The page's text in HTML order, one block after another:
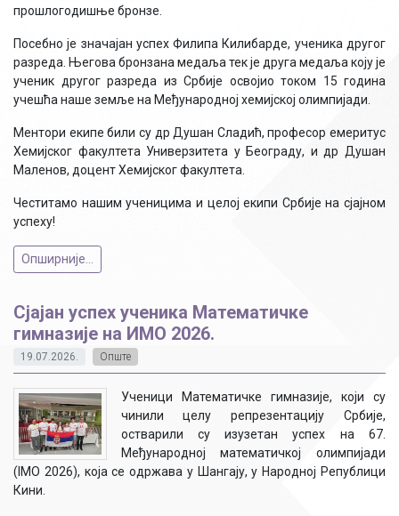
прошлогодишње бронзе.
Посебно је значајан успех Филипа Килибарде, ученика другог
разреда. Његова бронзана медаља тек је друга медаља коју је
ученик другог разреда из Србије освојио током 15 година
учешћа наше земље на Међународној хемијској олимпијади.
Ментори екипе били су др Душан Сладић, професор емеритус
Хемијског факултета Универзитета у Београду, и др Душан
Маленов, доцент Хемијског факултета.
Честитамо нашим ученицима и целој екипи Србије на сјајном
успеху!
Опширније...
Сјајан успех ученика Математичке
гимназије на ИMO 2026.
19.07.2026. Опште
Ученици Математичке гимназије, који су
чинили целу репрезентацију Србије,
остварили су изузетан успех на 67.
Међународној математичкој олимпијади
(IMO 2026), која се одржава у Шангају, у Народној Републици
Кини.